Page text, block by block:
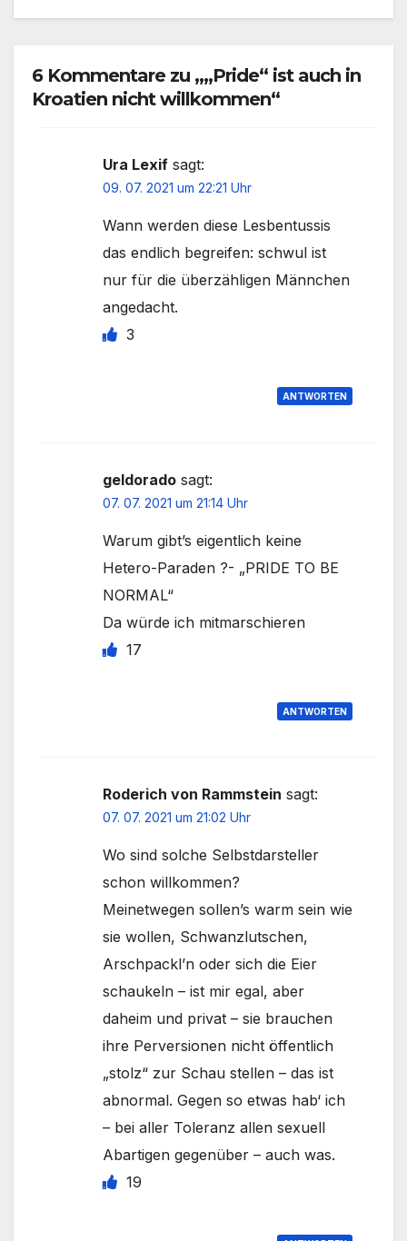
6 Kommentare zu „„Pride“ ist auch in
Kroatien nicht willkommen“
Ura Lexif sagt:
09. 07. 2021 um 22:21 Uhr
Wann werden diese Lesbentussis
das endlich begreifen: schwul ist
nur für die überzähligen Männchen
angedacht.
3
ANTWORTEN
geldorado sagt:
07. 07. 2021 um 21:14 Uhr
Warum gibt’s eigentlich keine
Hetero-Paraden ?- „PRIDE TO BE
NORMAL“
Da würde ich mitmarschieren
17
ANTWORTEN
Roderich von Rammstein sagt:
07. 07. 2021 um 21:02 Uhr
Wo sind solche Selbstdarsteller
schon willkommen?
Meinetwegen sollen’s warm sein wie
sie wollen, Schwanzlutschen,
Arschpackl’n oder sich die Eier
schaukeln – ist mir egal, aber
daheim und privat – sie brauchen
ihre Perversionen nicht öffentlich
„stolz“ zur Schau stellen – das ist
abnormal. Gegen so etwas hab‘ ich
– bei aller Toleranz allen sexuell
Abartigen gegenüber – auch was.
19